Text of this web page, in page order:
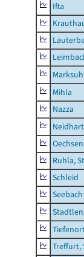
Ifta
Mihla
Nazza
Oechsen
Ruhla,
Schleid
Seebach
Treffurt,